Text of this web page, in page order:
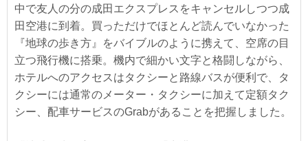
中で友人の分の成田エクスプレスをキャンセルしつつ成
田空港に到着。買っただけでほとんど読んでいなかった
『地球の歩き方』をバイブルのように携えて、空席の目
立つ飛行機に搭乗。機内で細かい文字と格闘しながら、
ホテルへのアクセスはタクシーと路線バスが便利で、タ
クシーには通常のメーター・タクシーに加えて定額タク
シー、配車サービスのGrabがあることを把握しました。